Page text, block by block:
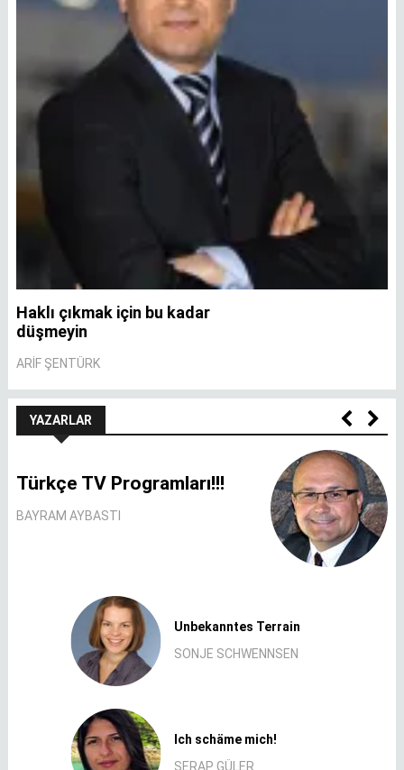
Haklı çıkmak için bu kadar
düşmeyin
ARIF ŞENTÜRK
YAZARLAR
Türkçe TV Programları!!!
BAYRAM AYBASTI
Unbekanntes Terrain
SONJE SCHWENNSEN
Ich schäme mich!
SERAP GÜLER